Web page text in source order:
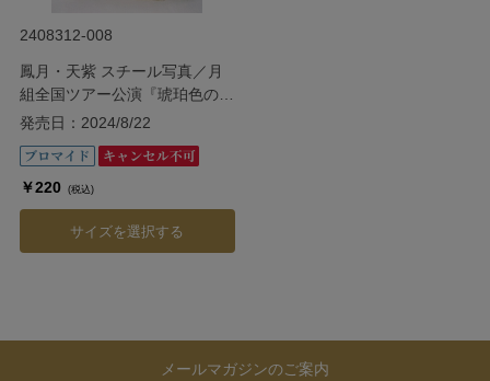
2408312-008
鳳月・天紫 スチール写真／月
組全国ツアー公演『琥珀色の雨
にぬれて』『Grande
発売日：2024/8/22
￥220 (税込)
サイズを選択する
メールマガジンのご案内